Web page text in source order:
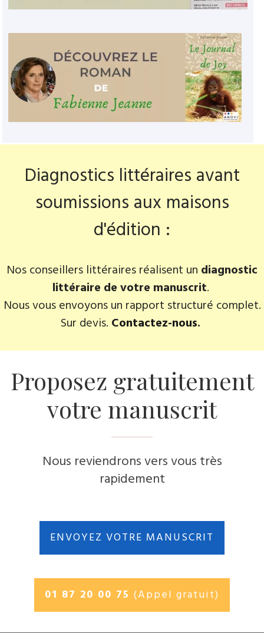
Diagnostics littéraires avant
soumissions aux maisons
d'édition :
Nos conseillers littéraires réalisent un diagnostic
littéraire de votre manuscrit.
Nous vous envoyons un rapport structuré complet.
Sur devis. Contactez-nous.
Proposez gratuitement
votre manuscrit
Nous reviendrons vers vous très
rapidement
ENVOYEZ VOTRE MANUSCRIT
01 87 20 00 75 (Appel gratuit)